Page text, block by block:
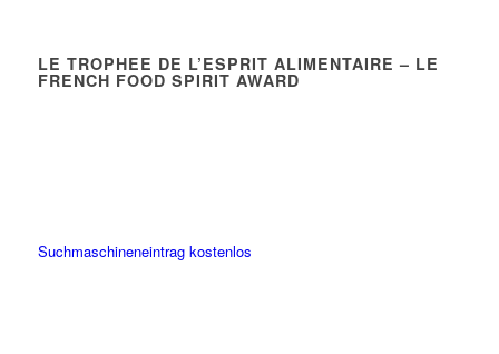
LE TROPHEE DE L’ESPRIT ALIMENTAIRE – LE
FRENCH FOOD SPIRIT AWARD
Suchmaschineneintrag kostenlos